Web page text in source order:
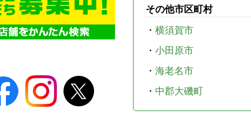
その他市区町村
・ 横須賀市
・ 小田原市
・ 海老名市
・ 中郡大磯町